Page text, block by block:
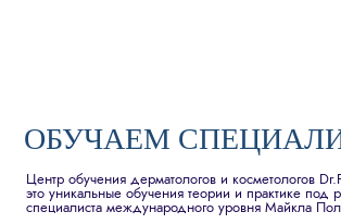
ОБУЧАЕМ
Центр обучения дерматологов и косметологов
это уникальные обучения теории и практике под
специалиста международного уровня Майкла